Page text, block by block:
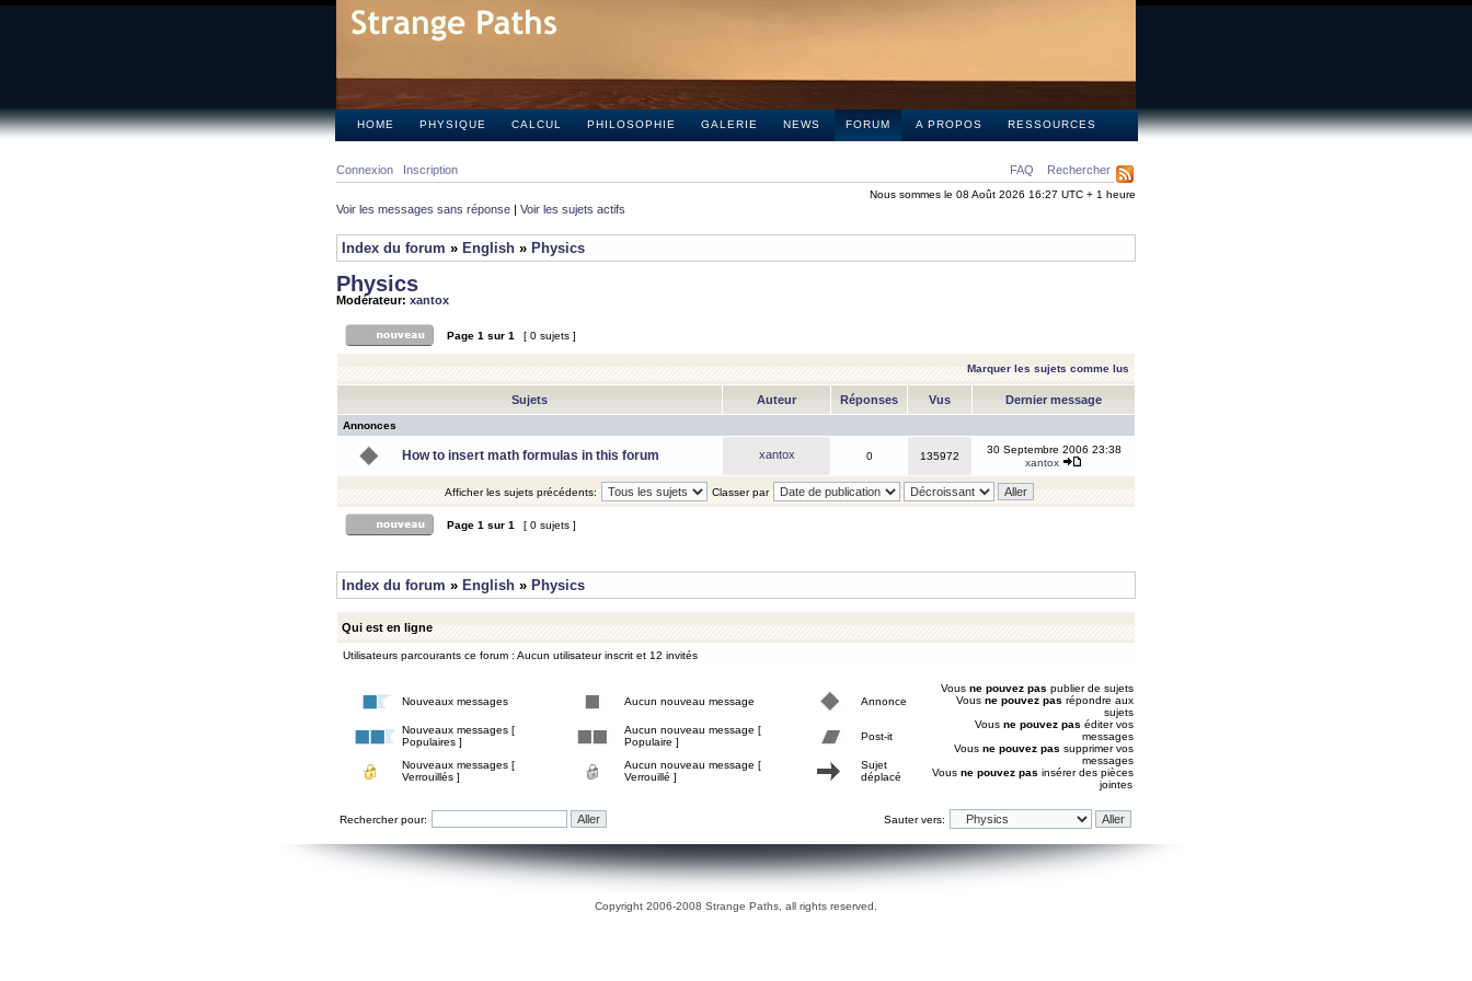
HOME PHYSIQUE CALCUL PHILOSOPHIE GALERIE NEWS FORUM A PROPOS RESSOURCES
FAQ Rechercher
Connexion Inscription
Nous sommes le 08 Août 2026 16:27 UTC + 1 heure
Voir les messages sans réponse | Voir les sujets actifs
Index du forum » English » Physics
Physics
Modérateur: xantox
Page 1 sur 1 [ 0 sujets ]
Marquer les sujets comme lus
Sujets Auteur Réponses Vus Dernier message
Annonces
How to insert math formulas in this forum xantox 0 135972
30 Septembre 2006 23:38
xantox
Afficher les sujets précédents: Classer par
Page 1 sur 1 [ 0 sujets ]
Index du forum » English » Physics
Qui est en ligne
Utilisateurs parcourants ce forum : Aucun utilisateur inscrit et 12 invités
Nouveaux messages Aucun nouveau message Annonce
Nouveaux messages [
Populaires ]
Aucun nouveau message [
Populaire ]
Post-it
Nouveaux messages [
Verrouillés ]
Aucun nouveau message [
Verrouillé ]
Sujet
déplacé
Vous ne pouvez pas publier de sujets
Vous ne pouvez pas répondre aux
sujets
Vous ne pouvez pas éditer vos
messages
Vous ne pouvez pas supprimer vos
messages
Vous ne pouvez pas insérer des pièces
jointes
Rechercher pour: Sauter vers:
Copyright 2006-2008 Strange Paths, all rights reserved.